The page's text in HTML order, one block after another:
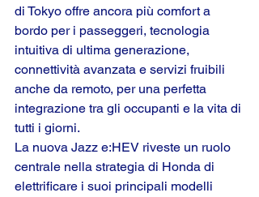
di Tokyo offre ancora più comfort a
bordo per i passeggeri, tecnologia
intuitiva di ultima generazione,
connettività avanzata e servizi fruibili
anche da remoto, per una perfetta
integrazione tra gli occupanti e la vita di
tutti i giorni.
La nuova Jazz e:HEV riveste un ruolo
centrale nella strategia di Honda di
elettrificare i suoi principali modelli